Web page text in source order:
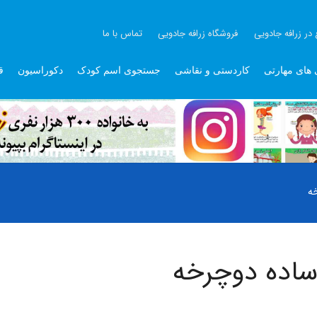
در زرافه جادویی فروشگاه زرافه جادویی تماس با ما
های مهارتی کاردستی و نقاشی جستجوی اسم کودک دکوراسیون
دوچرخه